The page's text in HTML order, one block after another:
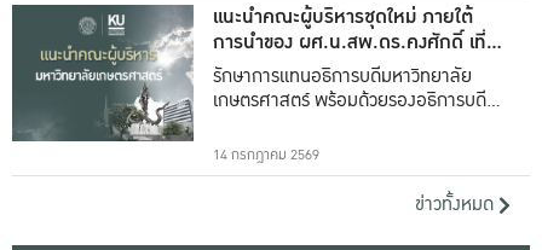
แนะนำคณะผู้บริหารชุดใหม่ ภายใต้
การนำของ ผศ.น.สพ.ดร.คงศักดิ์ เที่ยง
ธรรม
รักษาการแทนอธิการบดีมหาวิทยาลัย
เกษตรศาสตร์ พร้อมด้วยรองอธิการบดีทั้ง
14 กรกฎาคม 2569
ข่าวทั้งหมด